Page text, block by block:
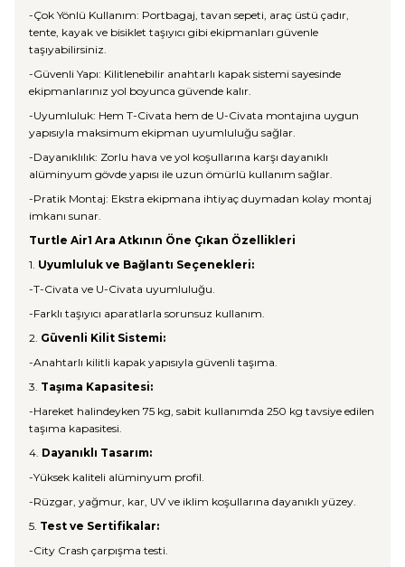
-Çok Yönlü Kullanım: Portbagaj, tavan sepeti, araç üstü çadır,
tente, kayak ve bisiklet taşıyıcı gibi ekipmanları güvenle
taşıyabilirsiniz.
-Güvenli Yapı: Kilitlenebilir anahtarlı kapak sistemi sayesinde
ekipmanlarınız yol boyunca güvende kalır.
-Uyumluluk: Hem T-Civata hem de U-Civata montajına uygun
yapısıyla maksimum ekipman uyumluluğu sağlar.
-Dayanıklılık: Zorlu hava ve yol koşullarına karşı dayanıklı
alüminyum gövde yapısı ile uzun ömürlü kullanım sağlar.
-Pratik Montaj: Ekstra ekipmana ihtiyaç duymadan kolay montaj
imkanı sunar.
Turtle Air1 Ara Atkının Öne Çıkan Özellikleri
1. Uyumluluk ve Bağlantı Seçenekleri:
-T-Civata ve U-Civata uyumluluğu.
-Farklı taşıyıcı aparatlarla sorunsuz kullanım.
2. Güvenli Kilit Sistemi:
-Anahtarlı kilitli kapak yapısıyla güvenli taşıma.
3. Taşıma Kapasitesi:
-Hareket halindeyken 75 kg, sabit kullanımda 250 kg tavsiye edilen
taşıma kapasitesi.
4. Dayanıklı Tasarım:
-Yüksek kaliteli alüminyum profil.
-Rüzgar, yağmur, kar, UV ve iklim koşullarına dayanıklı yüzey.
5. Test ve Sertifikalar:
-City Crash çarpışma testi.